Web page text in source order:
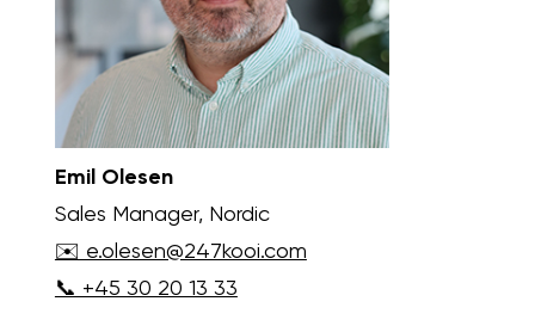
Emil Olesen
Sales Manager, Nordic
✉️ e.olesen@247kooi.com
📞 +45 30 20 13 33